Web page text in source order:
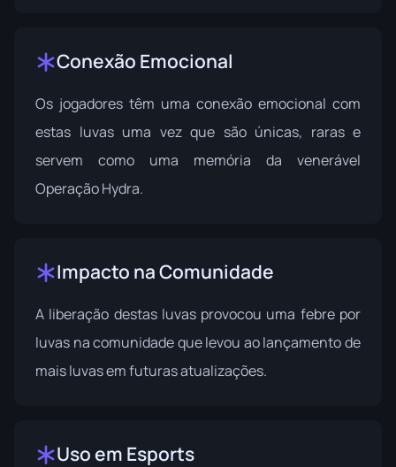
Conexão Emocional
Os jogadores têm uma conexão emocional com
estas luvas uma vez que são únicas, raras e
servem como uma memória da venerável
Operação Hydra.
Impacto na Comunidade
A liberação destas luvas provocou uma febre por
luvas na comunidade que levou ao lançamento de
mais luvas em futuras atualizações.
Uso em Esports